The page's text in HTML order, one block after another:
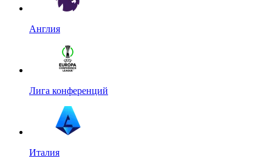
Англия
Лига конференций
Италия